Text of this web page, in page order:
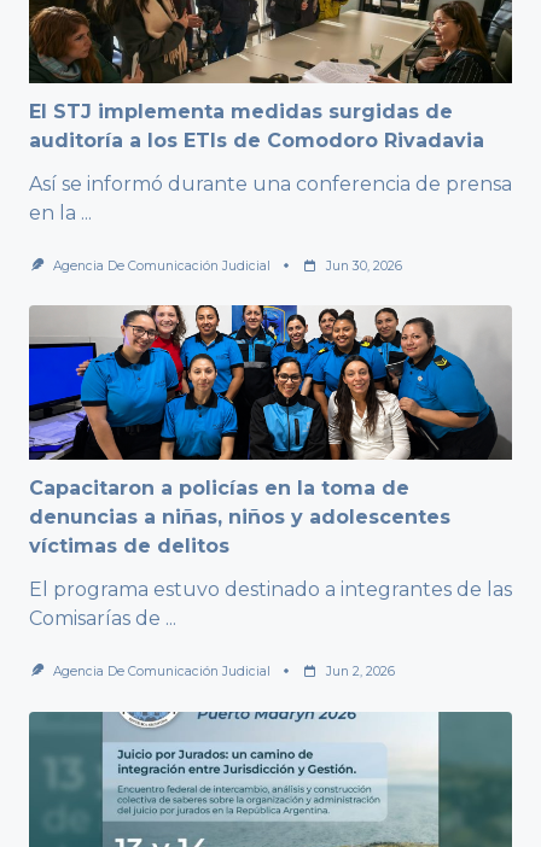
El STJ implementa medidas surgidas de
auditoría a los ETIs de Comodoro Rivadavia
Así se informó durante una conferencia de prensa
en la ...
Agencia De Comunicación Judicial Jun 30, 2026
Capacitaron a policías en la toma de
denuncias a niñas, niños y adolescentes
víctimas de delitos
El programa estuvo destinado a integrantes de las
Comisarías de ...
Agencia De Comunicación Judicial Jun 2, 2026